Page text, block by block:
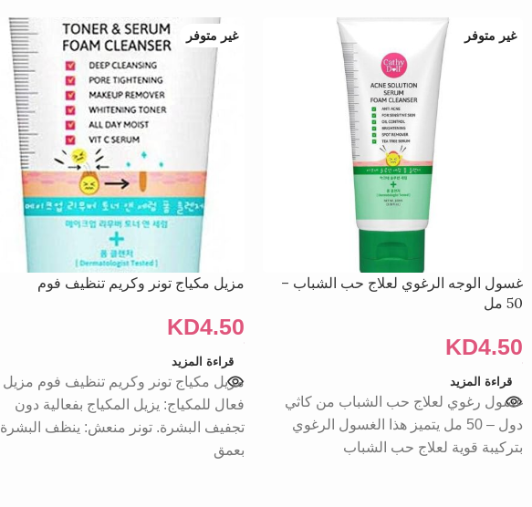
غير متوفر
غسول الوجه الرغوي لعلاج حب الشباب –
50 مل
KD4.50
قراءة المزيد
غسول رغوي لعلاج حب الشباب من كاثي
دول – 50 مل يتميز هذا الغسول الرغوي
بتركيبة قوية لعلاج حب الشباب
غير متوفر
مزيل مكياج تونر وكريم تنظيف فوم
KD4.50
قراءة المزيد
مزيل مكياج تونر وكريم تنظيف فوم مزيل
فعال للمكياج: يزيل المكياج بفعالية دون
تجفيف البشرة. تونر منعش: ينظف البشرة
بعمق